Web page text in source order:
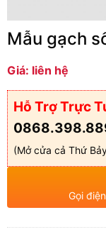
Mẫu gạch
Giá: liên hệ
Hỗ Trợ Trực
(Mở cửa cả Thứ
Gọi